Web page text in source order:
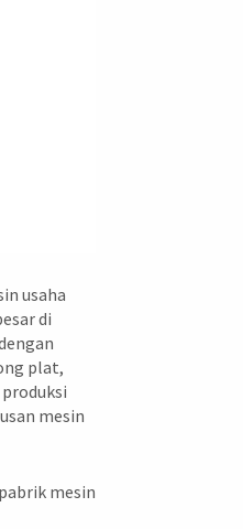
usaha
di
plat,
mesin
mesin